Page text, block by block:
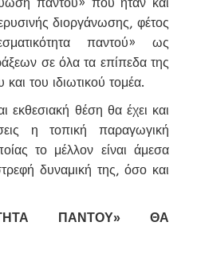
διοργάνωσης, φέτος
παντού» ως
σε όλα τα επίπεδα της
του ιδιωτικού τομέα.
εκθεσιακή θέση θα έχει και
η τοπική παραγωγική
το μέλλον είναι άμεσα
δυναμική της, όσο και
ΠΑΝΤΟΥ» ΘΑ